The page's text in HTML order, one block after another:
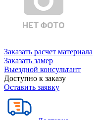
Заказать расчет материала
Заказать замер
Выездной консультант
Доступно к заказу
Оставить заявку